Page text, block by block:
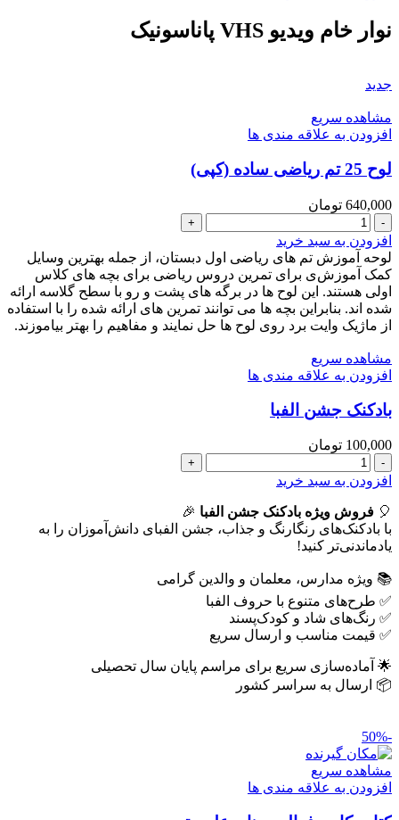
VHS
پاناسونیک
نوار خام ویدیو VHS پاناسونیک
جدید
مشاهده سریع
افزودن به علاقه مندی ها
لوح 25 تم ریاضی ساده (کپی)
640,000 تومان
لوح
25
تم
ریاضی
ساده
(کپی)
عدد
افزودن به سبد خرید
لوحه آموزش تم های ریاضی اول دبستان، از جمله بهترین وسایل
کمک آموزش‌ی برای تمرین دروس ریاضی برای بچه های کلاس
اولی هستند. این لوح ها در برگه های پشت و رو با سطح گلاسه ارائه
شده اند. بنابراین بچه ها می توانند تمرین های ارائه شده را با استفاده
از ماژیک وایت برد روی لوح ها حل نمایند و مفاهیم را بهتر بیاموزند.
مشاهده سریع
افزودن به علاقه مندی ها
بادکنک جشن الفبا
100,000 تومان
بادکنک
جشن
عدد
افزودن به سبد خرید
🎈 فروش ویژه بادکنک جشن الفبا 🎉
با بادکنک‌های رنگارنگ و جذاب، جشن الفبای دانش‌آموزان را به
یادماندنی‌تر کنید!
📚 ویژه مدارس، معلمان و والدین گرامی
✅ طرح‌های متنوع با حروف الفبا
✅ رنگ‌های شاد و کودک‌پسند
✅ قیمت مناسب و ارسال سریع
🌟 آماده‌سازی سریع برای مراسم پایان سال تحصیلی
📦 ارسال به سراسر کشور
-50%
مشاهده سریع
افزودن به علاقه مندی ها